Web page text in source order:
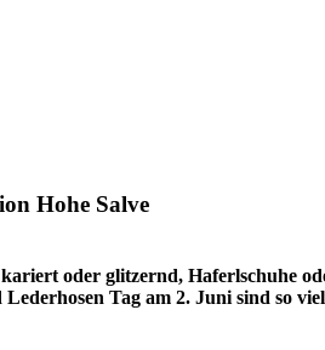
Hohe Salve
oder glitzernd, Haferlschuhe
Tag am 2. Juni sind so